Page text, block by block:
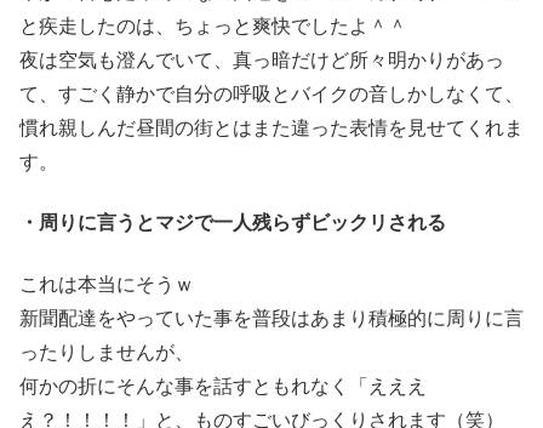
と疾走したのは、ちょっと爽快でしたよ＾＾
夜は空気も澄んでいて、真っ暗だけど所々明かりがあっ
て、すごく静かで自分の呼吸とバイクの音しかしなくて、
慣れ親しんだ昼間の街とはまた違った表情を見せてくれま
す。
・周りに言うとマジで一人残らずビックリされる
これは本当にそうｗ
新聞配達をやっていた事を普段はあまり積極的に周りに言
ったりしませんが、
何かの折にそんな事を話すともれなく「えええ
え？！！！！」と、ものすごいびっくりされます（笑）